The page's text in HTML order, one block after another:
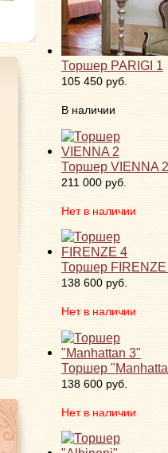
Торшер PARIGI 1
105 450 руб.
В наличии
Торшер VIENNA 2
211 000 руб.
Нет в наличии
Торшер FIRENZE
138 600 руб.
Нет в наличии
Торшер
138 600 руб.
Нет в наличии